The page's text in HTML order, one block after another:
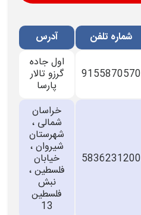
شماره تلفن آدرس
9155870570
اول جاده
گرزو تالار
پارسا
5836231200
خراسان
شمالی ،
شهرستان
شیروان ،
خیابان
فلسطین ،
نبش
فلسطین
13